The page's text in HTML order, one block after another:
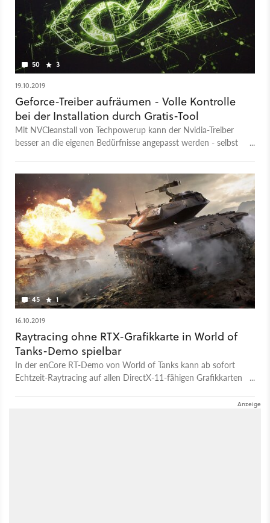
50 3
19.10.2019
Geforce-Treiber aufräumen - Volle Kontrolle
bei der Installation durch Gratis-Tool
Mit NVCleanstall von Techpowerup kann der Nvidia-Treiber
besser an die eigenen Bedürfnisse angepasst werden - selbst
45 1
16.10.2019
Raytracing ohne RTX-Grafikkarte in World of
Tanks-Demo spielbar
In der enCore RT-Demo von World of Tanks kann ab sofort
Echtzeit-Raytracing auf allen DirectX-11-fähigen Grafikkarten